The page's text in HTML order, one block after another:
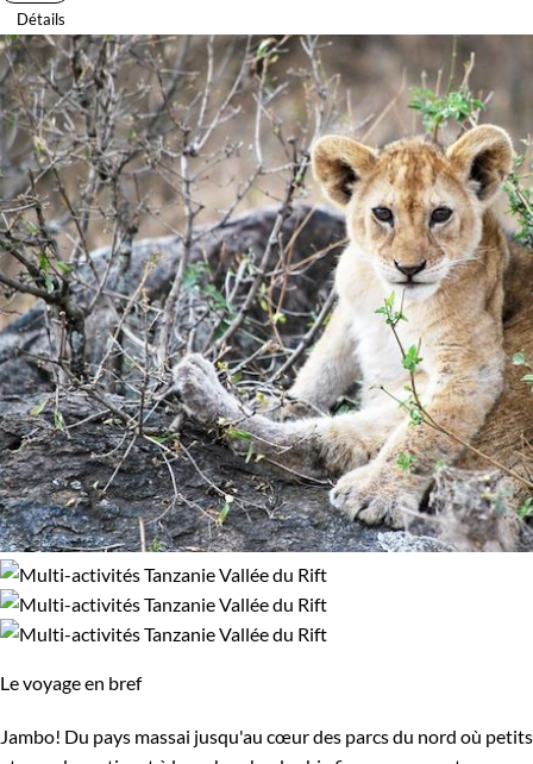
Détails
Le voyage en bref
Jambo! Du pays massai jusqu'au cœur des parcs du nord où petits